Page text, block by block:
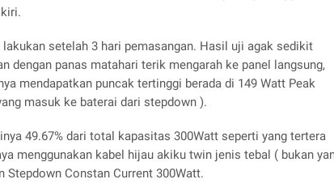
setelah 3 hari pemasangan. Hasil uji agak sedikit
dengan panas matahari terik mengarah ke panel langsung,
mendapatkan puncak tertinggi berada di 149 Watt Peak
masuk ke baterai dari stepdown ).
49.67% dari total kapasitas 300Watt seperti yang tertera
menggunakan kabel hijau akiku twin jenis tebal ( bukan
Constan Current 300Watt.